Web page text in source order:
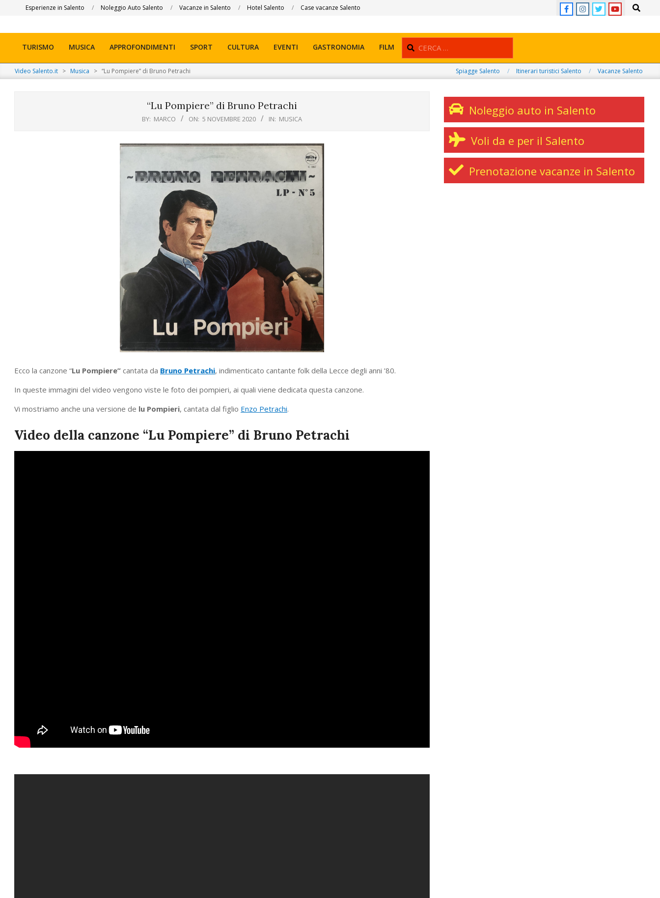
Esperienze in Salento Noleggio Auto Salento Vacanze in Salento Hotel Salento Case vacanze Salento Search
Navigation
Menu
TURISMO MUSICA APPROFONDIMENTI SPORT CULTURA EVENTI GASTRONOMIA FILM Search
Video Salento.it > Musica > “Lu Pompiere” di Bruno Petrachi Spiagge Salento Itinerari turistici Salento Vacanze Salento
“Lu Pompiere” di Bruno Petrachi
BY: MARCO ON: 5 NOVEMBRE 2020 IN: MUSICA
Ecco la canzone “Lu Pompiere” cantata da Bruno Petrachi, indimenticato cantante folk della Lecce degli anni ’80.
In queste immagini del video vengono viste le foto dei pompieri, ai quali viene dedicata questa canzone.
Vi mostriamo anche una versione de lu Pompieri, cantata dal figlio Enzo Petrachi.
Video della canzone “Lu Pompiere” di Bruno Petrachi
Noleggio auto in Salento
Voli da e per il Salento
Prenotazione vacanze in Salento